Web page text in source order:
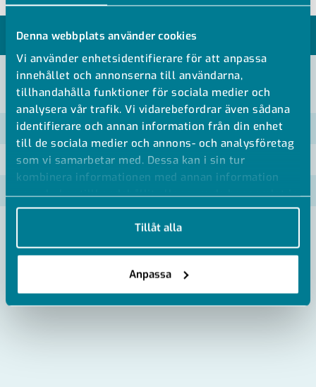
Denna webbplats använder cookies
Vi använder enhetsidentifierare för att anpassa
innehållet och annonserna till användarna,
tillhandahålla funktioner för sociala medier och
analysera vår trafik. Vi vidarebefordrar även sådana
identifierare och annan information från din enhet
till de sociala medier och annons- och analysföretag
som vi samarbetar med. Dessa kan i sin tur
kombinera informationen med annan information
som du har tillhandahållit eller som de har samlat in
när du har använt deras tjänster.
Tillåt alla
Anpassa
MODELLER
VISA ALLA MÅTT +
Artikelnummer RSK
GD-AP-040